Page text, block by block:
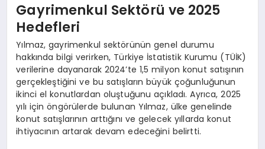
Gayrimenkul Sektörü ve 2025
Hedefleri
Yılmaz, gayrimenkul sektörünün genel durumu
hakkında bilgi verirken, Türkiye İstatistik Kurumu (TÜİK)
verilerine dayanarak 2024’te 1,5 milyon konut satışının
gerçekleştiğini ve bu satışların büyük çoğunluğunun
ikinci el konutlardan oluştuğunu açıkladı. Ayrıca, 2025
yılı için öngörülerde bulunan Yılmaz, ülke genelinde
konut satışlarının arttığını ve gelecek yıllarda konut
ihtiyacının artarak devam edeceğini belirtti.